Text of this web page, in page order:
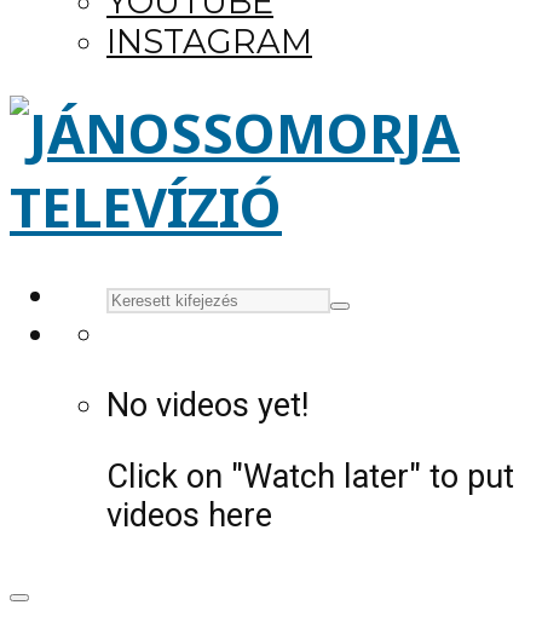
INSTAGRAM
No videos yet!
Click on "Watch later" to put
videos here